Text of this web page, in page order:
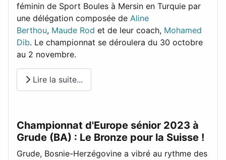
féminin de Sport Boules à Mersin en Turquie par
une délégation composée de Aline
Berthou, Maude Rod et de leur coach, Mohamed
Dib. Le championnat se déroulera du 30 octobre
au 2 novembre.
Lire la suite...
Championnat d'Europe sénior 2023 à
Grude (BA) : Le Bronze pour la Suisse !
Grude, Bosnie-Herzégovine a vibré au rythme des